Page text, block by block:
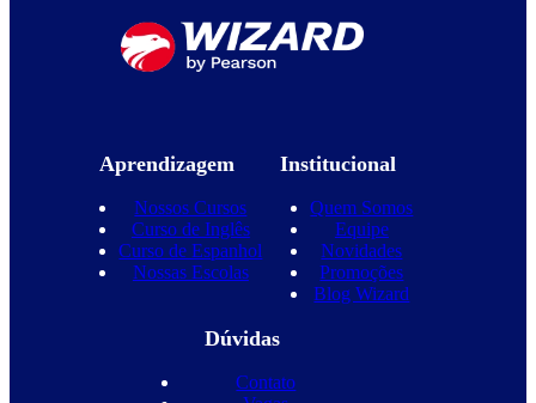
Aprendizagem
Nossos Cursos
Curso de Inglês
Curso de Espanhol
Nossas Escolas
Institucional
Quem Somos
Equipe
Novidades
Promoções
Blog Wizard
Dúvidas
Contato